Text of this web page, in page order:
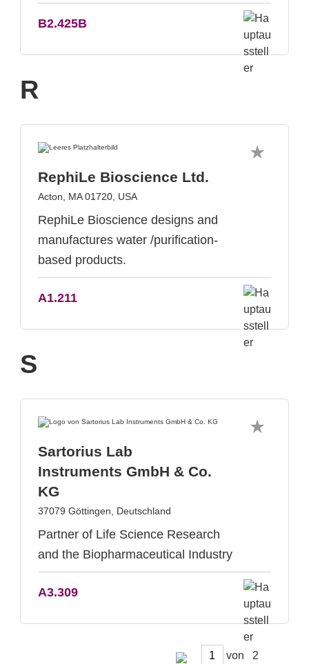
B2.425B
R
RephiLe Bioscience Ltd.
Acton, MA 01720, USA
RephiLe Bioscience designs and
manufactures water /purification-
based products.
A1.211
S
Sartorius Lab
Instruments GmbH & Co.
KG
37079 Göttingen, Deutschland
Partner of Life Science Research
and the Biopharmaceutical Industry
A3.309
von